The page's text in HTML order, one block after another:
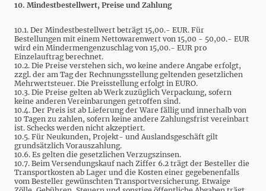
10. Mindestbestellwert, Preise und Zahlung
10.1. Der Mindestbestellwert beträgt 15,00.- EUR. Für
Bestellungen mit einem Nettowarenwert von 15,00 - 50,00.- EUR
wird ein Mindermengenzuschlag von 15,00.- EUR pro
Einzelauftrag berechnet.
10.2. Die Preise verstehen sich, wo keine andere Angabe erfolgt,
zzgl. der am Tag der Rechnungsstellung geltenden gesetzlichen
Mehrwertsteuer. Die Preisstellung erfolgt in EURO.
10.3. Die Preise gelten ab Werk zuzüglich Verpackung, sofern
keine anderen Vereinbarungen getroffen sind.
10.4. Der Preis ist ab Lieferung der Ware fällig und innerhalb von
10 Tagen zu zahlen, sofern keine andere Zahlungsfrist vereinbart
ist. Schecks werden nicht akzeptiert.
10.5. Für Neukunden, Projekt- und Auslandsgeschäft gilt
grundsätzlich Vorauszahlung.
10.6. Es gelten die gesetzlichen Verzugszinsen.
10.7. Beim Versendungskauf nach Ziffer 6.2 trägt der Besteller die
Transportkosten ab Lager und die Kosten einer gegebenenfalls
vom Besteller gewünschten Transportversicherung. Etwaige